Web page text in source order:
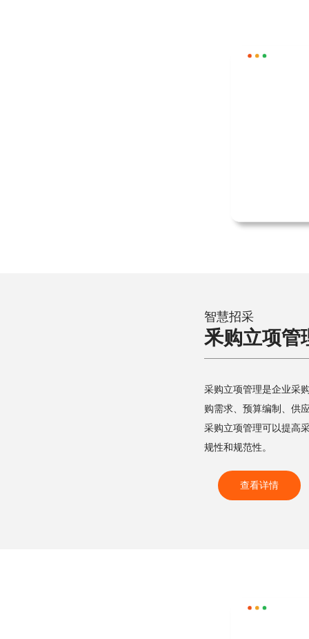
智慧招采
釆购立项管
采购立项管理是企业采
购需求、预算编制、供
采购立项管理可以提高
规性和规范性。
查看详情